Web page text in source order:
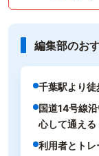
編集部のお
千葉駅より
国道14号線
心して通える
利用者とト